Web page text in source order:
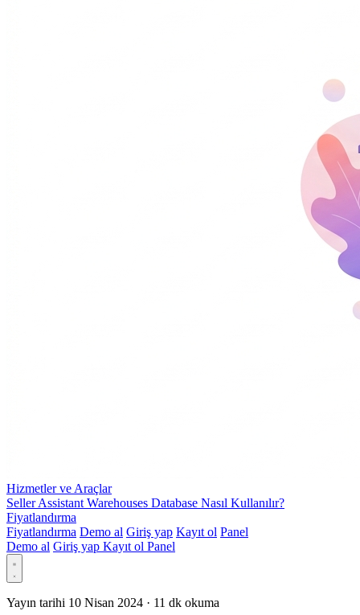
Hizmetler ve Araçlar
Seller Assistant Warehouses Database Nasıl Kullanılır?
Fiyatlandırma
Fiyatlandırma Demo al Giriş yap Kayıt ol Panel
Demo al Giriş yap Kayıt ol Panel
Yayın tarihi 10 Nisan 2024 · 11 dk okuma